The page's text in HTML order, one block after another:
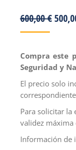
600,00€ El
era:
Compra este
Seguridad y
El precio solo
Para solicitar la
validez máxima
Información de